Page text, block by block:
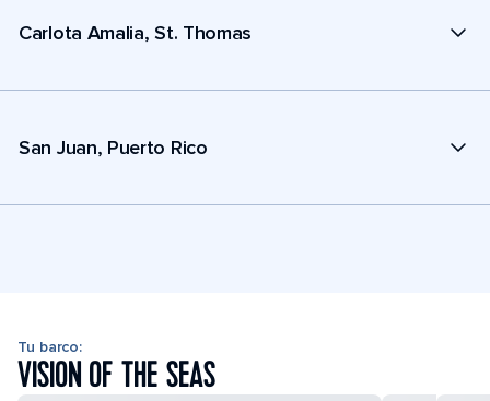
Carlota Amalia, St. Thomas
San Juan, Puerto Rico
Tu barco:
VISION OF THE SEAS